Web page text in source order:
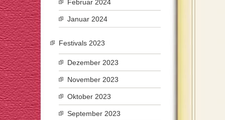
Februar 2024
Januar 2024
Festivals 2023
Dezember 2023
November 2023
Oktober 2023
September 2023